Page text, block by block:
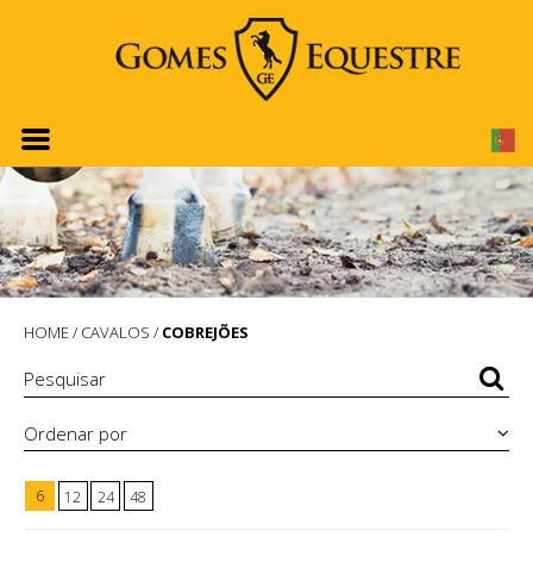
HOME/ CAVALOS / COBREJÕES
Ordenar por
6 12 24 48